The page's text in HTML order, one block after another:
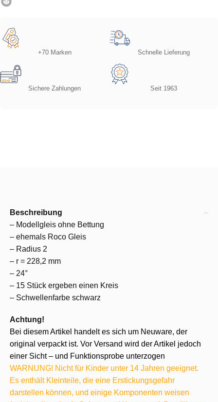
+70 Marken Schnelle Lieferung
Sichere Zahlungen Seit 1963
Beschreibung
– Modellgleis ohne Bettung
– ehemals Roco Gleis
– Radius 2
– r = 228,2 mm
– 24°
– 15 Stück ergeben einen Kreis
– Schwellenfarbe schwarz
Achtung!
Bei diesem Artikel handelt es sich um Neuware, der
original verpackt ist. Vor Versand wird der Artikel jedoch
einer Sicht – und Funktionsprobe unterzogen
WARNUNG! Nicht für Kinder unter 14 Jahren geeignet.
Es enthält Kleinteile, die eine Erstickungsgefahr
darstellen können, und einige Komponenten weisen